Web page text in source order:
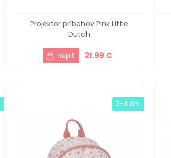
Projektor príbehov Pink Little
Dutch
21.99 €
3-4 dni